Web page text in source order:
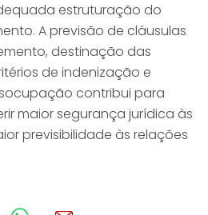
estruturação do
A previsão de cláusulas
destinação das
de indenização e
contribui para
maior segurança jurídica às
previsibilidade às relações